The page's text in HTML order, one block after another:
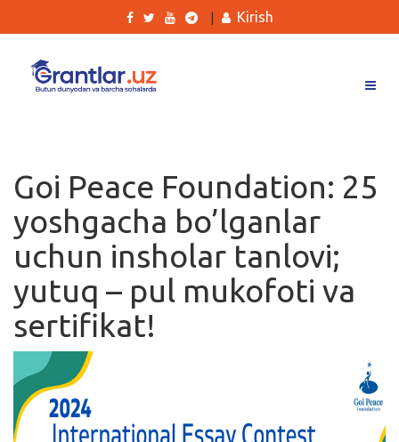
Ishlar
Kurslar
Blog
Yana
Qidirish
Kirish
Kirish
Goi Peace Foundation: 25
yoshgacha bo’lganlar
uchun insholar tanlovi;
yutuq – pul mukofoti va
sertifikat!